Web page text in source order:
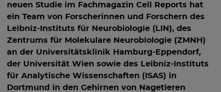
neuen Studie im Fachmagazin Cell Reports hat
ein Team von Forscherinnen und Forschern des
Leibniz-Instituts für Neurobiologie (LIN), des
Zentrums für Molekulare Neurobiologie (ZMNH)
an der Universitätsklinik Hamburg-Eppendorf,
der Universität Wien sowie des Leibniz-Instituts
für Analytische Wissenschaften (ISAS) in
Dortmund in den Gehirnen von Nagetieren